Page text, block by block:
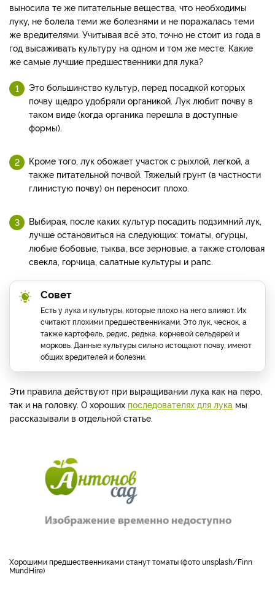
выносила те же питательные вещества, что необходимы
луку, не болела теми же болезнями и не поражалась теми
же вредителями. Учитывая всё это, точно не стоит из года в
год высаживать культуру на одном и том же месте. Какие
же самые лучшие предшественники для лука?
Это большинство культур, перед посадкой которых
почву щедро удобряли органикой. Лук любит почву в
таком виде (когда органика перешла в доступные
формы).
Кроме того, лук обожает участок с рыхлой, легкой, а
также питательной почвой. Тяжелый грунт (в частности
глинистую почву) он переносит плохо.
Выбирая, после каких культур посадить подзимний лук,
лучше остановиться на следующих: томаты, огурцы,
любые бобовые, тыква, все зерновые, а также столовая
свекла, горчица, салатные культуры и рапс.
Совет
Есть у лука и культуры, которые плохо на него влияют. Их
считают плохими предшественниками. Это лук, чеснок, а
также картофель, редис, редька, корневой сельдерей и
морковь. Данные культуры сильно истощают почву, имеют
общих вредителей и болезни.
Эти правила действуют при выращивании лука как на перо,
так и на головку. О хороших последователях для лука мы
рассказывали в отдельной статье.
Хорошими предшественниками станут томаты (фото unsplash/Finn
MundHire)